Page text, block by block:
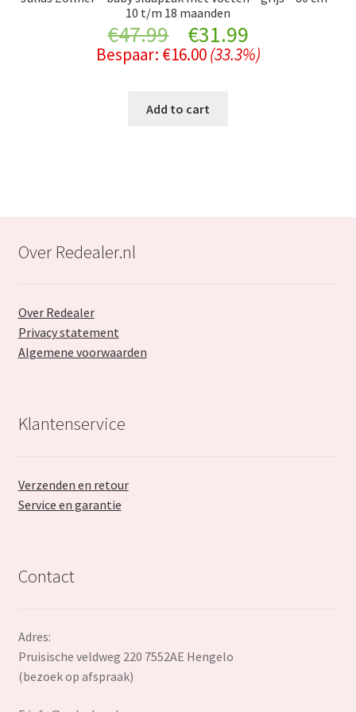
10 t/m 18 maanden
€47.99
Original
price
was:
€31.99Current
price
Bespaar: €16.00 (33.3%)
Add to cart
Over Redealer.nl
Over Redealer
Privacy statement
Algemene voorwaarden
Klantenservice
Verzenden en retour
Service en garantie
Contact
Adres:
Pruisische veldweg 220 7552AE Hengelo
(bezoek op afspraak)